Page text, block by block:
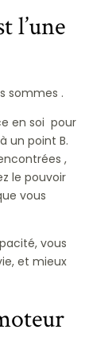
l’une
sommes .
en soi pour
un point B.
,
le pouvoir
vous
vous
et mieux